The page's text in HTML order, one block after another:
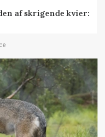
af skrigende kvier: